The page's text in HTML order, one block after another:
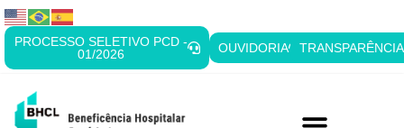
PROCESSO SELETIVO PCD -
01/2026
OUVIDORIA TRANSPARÊNCIA